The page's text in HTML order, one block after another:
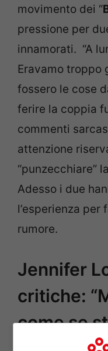
movimento dei “
pressione per
innamorati. “A
Eravamo troppo
fossero le cose
ferire la coppia
commenti
attenzione
“punzecchiare”
Adesso i due
l’esperienza
rumore.
Jennifer
critiche:
come se